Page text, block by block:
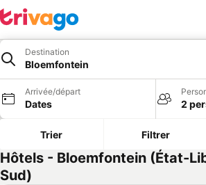
Destination
Bloemfontein
Arrivée/départ
Dates 2
Trier Filtrer
Hôtels - Bloemfontein (État-
Sud)